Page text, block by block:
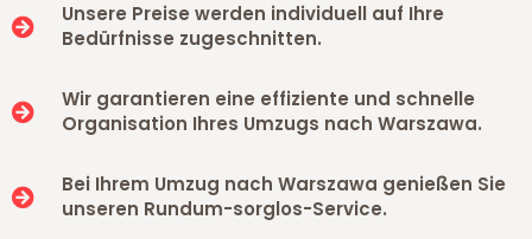
Unsere Preise werden individuell auf Ihre
Bedürfnisse zugeschnitten.
Wir garantieren eine effiziente und schnelle
Organisation Ihres Umzugs nach Warszawa.
Bei Ihrem Umzug nach Warszawa genießen Sie
unseren Rundum-sorglos-Service.